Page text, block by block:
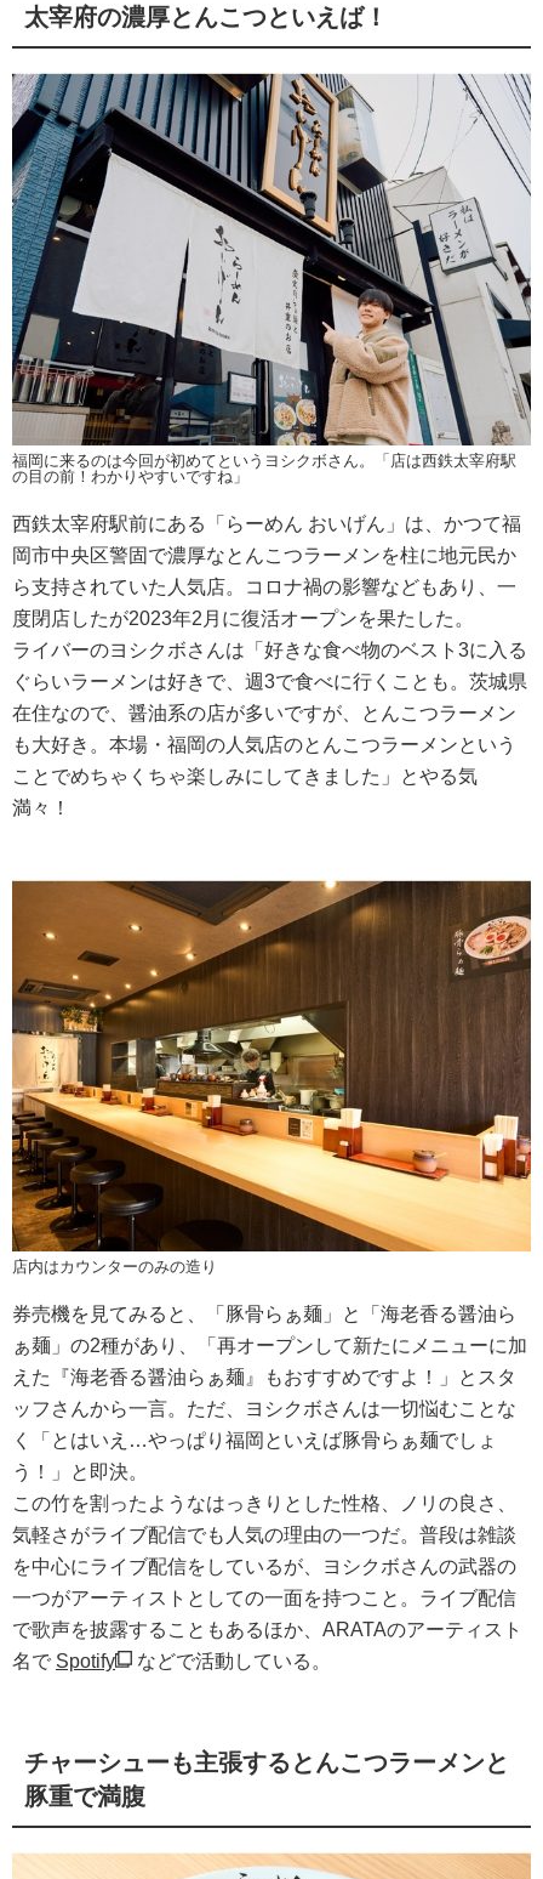
太宰府の濃厚とんこつといえば！
福岡に来るのは今回が初めてというヨシクボさん。「店は西鉄太宰府駅
の目の前！わかりやすいですね」
西鉄太宰府駅前にある「らーめん おいげん」は、かつて福
岡市中央区警固で濃厚なとんこつラーメンを柱に地元民か
ら支持されていた人気店。コロナ禍の影響などもあり、一
度閉店したが2023年2月に復活オープンを果たした。
ライバーのヨシクボさんは「好きな食べ物のベスト3に入る
ぐらいラーメンは好きで、週3で食べに行くことも。茨城県
在住なので、醤油系の店が多いですが、とんこつラーメン
も大好き。本場・福岡の人気店のとんこつラーメンという
ことでめちゃくちゃ楽しみにしてきました」とやる気
満々！
店内はカウンターのみの造り
券売機を見てみると、「豚骨らぁ麺」と「海老香る醤油ら
ぁ麺」の2種があり、「再オープンして新たにメニューに加
えた『海老香る醤油らぁ麺』もおすすめですよ！」とスタ
ッフさんから一言。ただ、ヨシクボさんは一切悩むことな
く「とはいえ…やっぱり福岡といえば豚骨らぁ麺でしょ
う！」と即決。
この竹を割ったようなはっきりとした性格、ノリの良さ、
気軽さがライブ配信でも人気の理由の一つだ。普段は雑談
を中心にライブ配信をしているが、ヨシクボさんの武器の
一つがアーティストとしての一面を持つこと。ライブ配信
で歌声を披露することもあるほか、ARATAのアーティスト
名で Spotify などで活動している。
チャーシューも主張するとんこつラーメンと
豚重で満腹